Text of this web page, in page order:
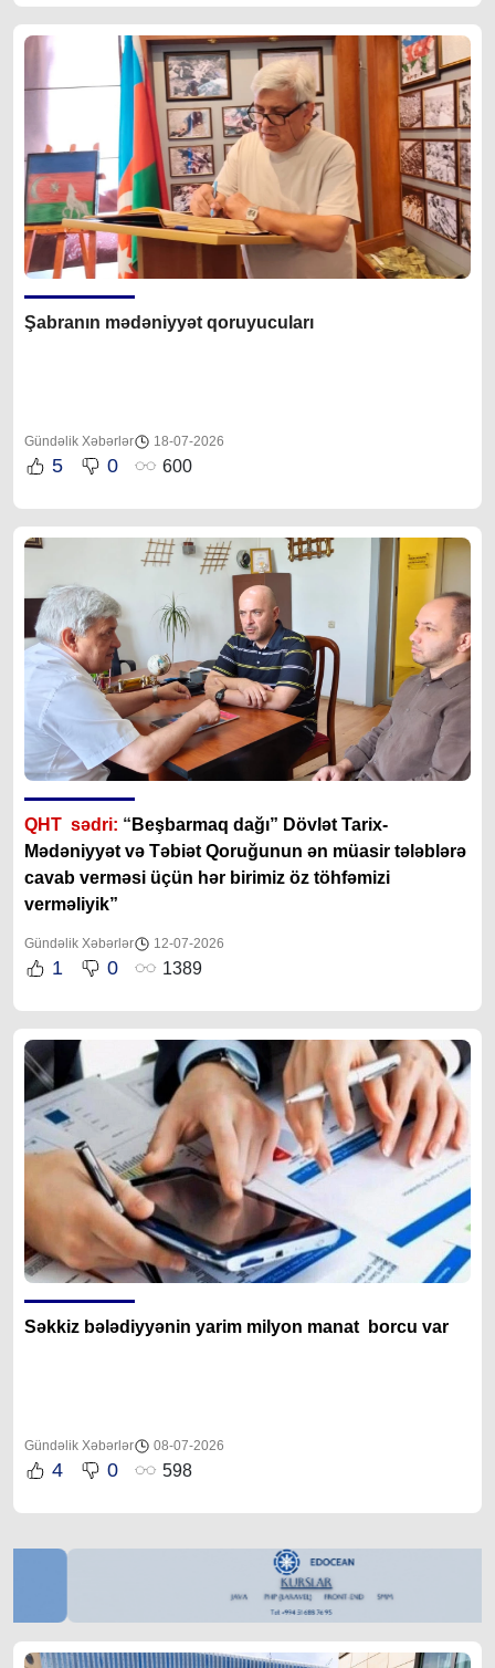
Şabranın mədəniyyət qoruyucuları
Gündəlik Xəbərlər 18-07-2026
5 0 600
QHT sədri: “ Beşbarmaq dağı” Dövlət Tarix-
Mədəniyyət və Təbiət Qoruğunun ən müasir tələblərə
cavab verməsi üçün hər birimiz öz töhfəmizi
verməliyik”
Gündəlik Xəbərlər 12-07-2026
1 0 1389
Səkkiz bələdiyyənin yarim milyon manat borcu var
Gündəlik Xəbərlər 08-07-2026
4 0 598